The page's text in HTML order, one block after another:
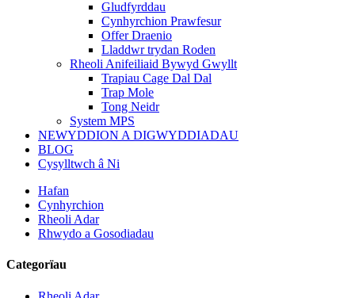
Gludfyrddau
Cynhyrchion Prawfesur
Offer Draenio
Lladdwr trydan Roden
Rheoli Anifeiliaid Bywyd Gwyllt
Trapiau Cage Dal Dal
Trap Mole
Tong Neidr
System MPS
NEWYDDION A DIGWYDDIADAU
BLOG
Cysylltwch â Ni
Hafan
Cynhyrchion
Rheoli Adar
Rhwydo a Gosodiadau
Categorïau